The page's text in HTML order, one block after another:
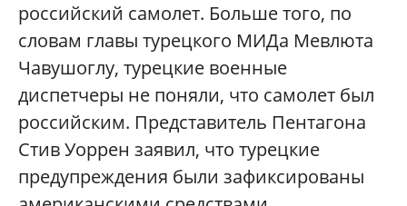
российский самолет. Больше того, по
словам главы турецкого МИДа Мевлюта
Чавушоглу, турецкие военные
диспетчеры не поняли, что самолет был
российским. Представитель Пентагона
Стив Уоррен заявил, что турецкие
предупреждения были зафиксированы